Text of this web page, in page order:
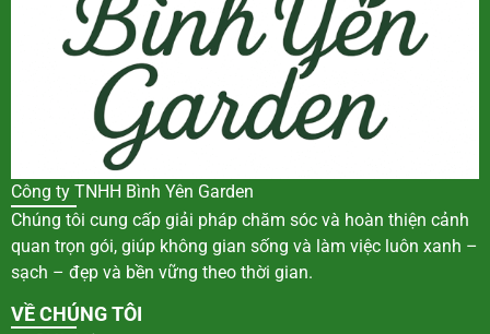
Công ty TNHH Bình Yên Garden
Chúng tôi cung cấp giải pháp chăm sóc và hoàn thiện cảnh
quan trọn gói, giúp không gian sống và làm việc luôn xanh –
sạch – đẹp và bền vững theo thời gian.
VỀ CHÚNG TÔI